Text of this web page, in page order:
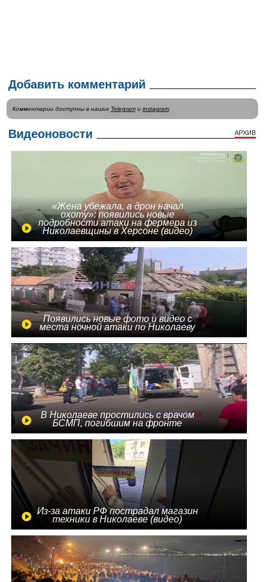
Добавить комментарий
Комментарии доступны в наших Telegramи instagram.
Видеоновости АРХИВ
«Жена убежала, а дрон начал
охоту»: появились новые
подробности атаки на фермера из
Николаевщины в Херсоне (видео)
Появились новые фото и видео с
места ночной атаки по Николаеву
В Николаеве простились с врачом
БСМП, погибшим на фронте
Из-за атаки РФ пострадал магазин
техники в Николаеве (видео)